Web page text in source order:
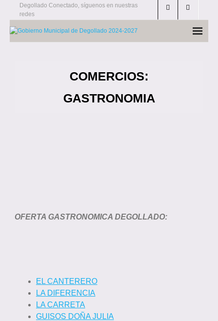
Skip
content
Degollado Conectado, síguenos en nuestras
redes
COMERCIOS:
GASTRONOMIA
OFERTA GASTRONOMICA DEGOLLADO:
EL CANTERERO
LA DIFERENCIA
LA CARRETA
GUISOS DOÑA JULIA